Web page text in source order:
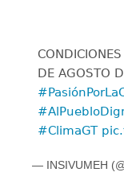
DE AGOSTO
#ClimaGT
— INSIVUMEH